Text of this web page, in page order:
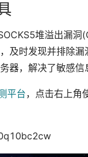
堆溢出
及时发现并排除
器，解决了敏感信
平台，点击右上角